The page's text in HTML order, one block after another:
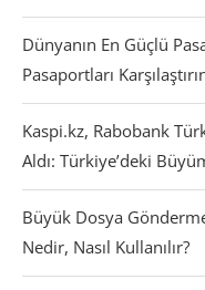
Dünyanın En Güçlü
Pasaportları
Kaspi.kz, Rabobank
Aldı: Türkiye’deki
Büyük Dosya
Nedir, Nasıl Kullanılır?